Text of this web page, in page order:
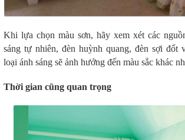
Khi lựa chọn màu sơn, hãy xem xét các
sáng tự nhiên, đèn huỳnh quang, đèn sợi
loại ánh sáng sẽ ảnh hưởng đến màu sắc khác
Thời gian cũng quan trọng